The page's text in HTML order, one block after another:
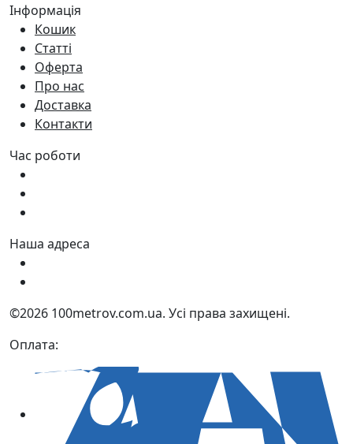
Інформація
Кошик
Статті
Оферта
Про нас
Доставка
Контакти
Час роботи
Наша адреса
©2026 100metrov.com.ua. Усі права захищені.
Оплата: